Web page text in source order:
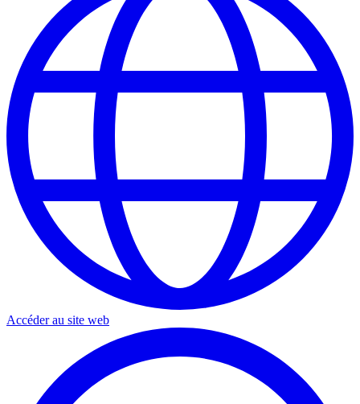
Accéder au site web